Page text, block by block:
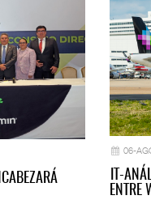
06-
IT-
ENTRE